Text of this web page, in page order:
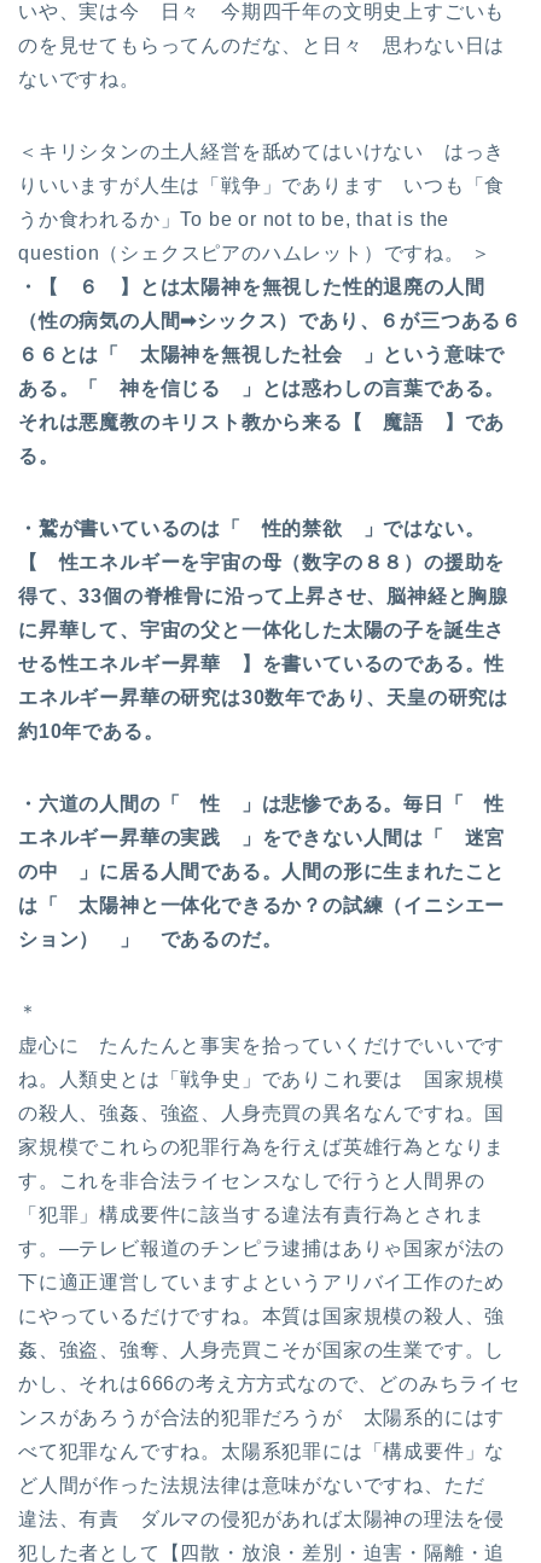
いや、実は今 日々 今期四千年の文明史上すごいも
のを見せてもらってんのだな、と日々 思わない日は
ないですね。
＜キリシタンの土人経営を舐めてはいけない はっき
りいいますが人生は「戦争」であります いつも「食
うか食われるか」To be or not to be, that is the
question（シェクスピアのハムレット）ですね。 ＞
・【 ６ 】とは太陽神を無視した性的退廃の人間
（性の病気の人間➡シックス）であり、６が三つある６
６６とは「 太陽神を無視した社会 」という意味で
ある。「 神を信じる 」とは惑わしの言葉である。
それは悪魔教のキリスト教から来る【 魔語 】であ
る。
・鷲が書いているのは「 性的禁欲 」ではない。
【 性エネルギーを宇宙の母（数字の８８）の援助を
得て、33個の脊椎骨に沿って上昇させ、脳神経と胸腺
に昇華して、宇宙の父と一体化した太陽の子を誕生さ
せる性エネルギー昇華 】を書いているのである。性
エネルギー昇華の研究は30数年であり、天皇の研究は
約10年である。
・六道の人間の「 性 」は悲惨である。毎日「 性
エネルギー昇華の実践 」をできない人間は「 迷宮
の中 」に居る人間である。人間の形に生まれたこと
は「 太陽神と一体化できるか？の試練（イニシエー
ション） 」 であるのだ。
＊
虚心に たんたんと事実を拾っていくだけでいいです
ね。人類史とは「戦争史」でありこれ要は 国家規模
の殺人、強姦、強盗、人身売買の異名なんですね。国
家規模でこれらの犯罪行為を行えば英雄行為となりま
す。これを非合法ライセンスなしで行うと人間界の
「犯罪」構成要件に該当する違法有責行為とされま
す。—テレビ報道のチンピラ逮捕はありゃ国家が法の
下に適正運営していますよというアリバイ工作のため
にやっているだけですね。本質は国家規模の殺人、強
姦、強盗、強奪、人身売買こそが国家の生業です。し
かし、それは666の考え方方式なので、どのみちライセ
ンスがあろうが合法的犯罪だろうが 太陽系的にはす
べて犯罪なんですね。太陽系犯罪には「構成要件」な
ど人間が作った法規法律は意味がないですね、ただ
違法、有責 ダルマの侵犯があれば太陽神の理法を侵
犯した者として【四散・放浪・差別・迫害・隔離・追